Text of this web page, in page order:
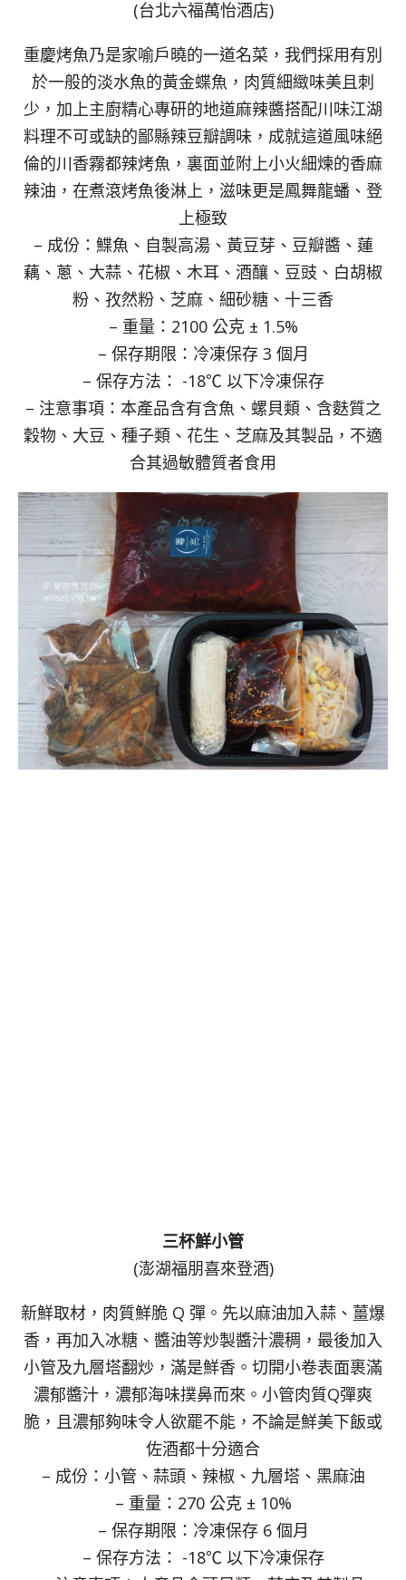
(台北六福萬怡酒店)
重慶烤魚乃是家喻戶曉的一道名菜，我們採用有別
於一般的淡水魚的黃金蝶魚，肉質細緻味美且刺
少，加上主廚精心專研的地道麻辣醬搭配川味江湖
料理不可或缺的鄙縣辣豆瓣調味，成就這道風味絕
倫的川香霧都辣烤魚，裏面並附上小火細煉的香麻
辣油，在煮滾烤魚後淋上，滋味更是鳳舞龍蟠、登
上極致
– 成份：鰈魚、自製高湯、黃豆芽、豆瓣醬、蓮
藕、蔥、大蒜、花椒、木耳、酒釀、豆豉、白胡椒
粉、孜然粉、芝麻、細砂糖、十三香
– 重量：2100 公克 ± 1.5%
– 保存期限：冷凍保存 3 個月
– 保存方法： -18℃ 以下冷凍保存
– 注意事項：本產品含有含魚、螺貝類、含麩質之
穀物、大豆、種子類、花生、芝麻及其製品，不適
合其過敏體質者食用
三杯鮮小管
(澎湖福朋喜來登酒)
新鮮取材，肉質鮮脆 Q 彈。先以麻油加入蒜、薑爆
香，再加入冰糖、醬油等炒製醬汁濃稠，最後加入
小管及九層塔翻炒，滿是鮮香。切開小卷表面裹滿
濃郁醬汁，濃郁海味撲鼻而來。小管肉質Q彈爽
脆，且濃郁夠味令人欲罷不能，不論是鮮美下飯或
佐酒都十分適合
– 成份：小管、蒜頭、辣椒、九層塔、黑麻油
– 重量：270 公克 ± 10%
– 保存期限：冷凍保存 6 個月
– 保存方法： -18℃ 以下冷凍保存